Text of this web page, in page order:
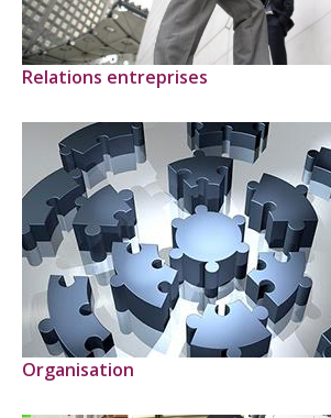
Relations entreprises
Organisation